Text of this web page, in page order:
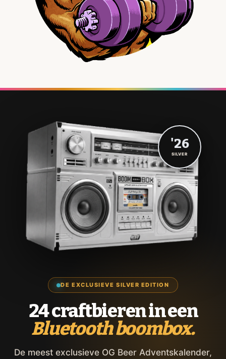
DE EXCLUSIEVE SILVER EDITION
24 craftbieren in een
Bluetooth boombox.
De meest exclusieve OG Beer Adventskalender,
'26
SILVER